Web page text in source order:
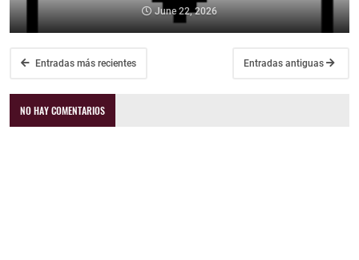
June 22, 2026
Entradas más recientes Entradas antiguas
NO HAY COMENTARIOS